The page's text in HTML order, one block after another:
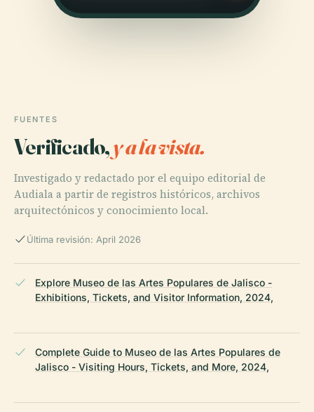
FUENTES
Verificado,y a la vista.
Investigado y redactado por el equipo editorial de
Audiala a partir de registros históricos, archivos
arquitectónicos y conocimiento local.
Última revisión: April 2026
Explore Museo de las Artes Populares de Jalisco -
Exhibitions, Tickets, and Visitor Information, 2024,
Complete Guide to Museo de las Artes Populares de
Jalisco - Visiting Hours, Tickets, and More, 2024,